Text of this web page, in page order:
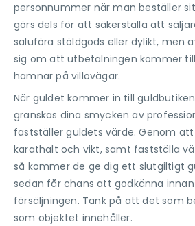
personnummer när man beställer
görs dels för att säkerställa att
saluföra stöldgods eller dylikt, men
sig om att utbetalningen kommer
hamnar på villovägar.
När guldet kommer in till
granskas dina smycken av
fastställer guldets värde. Genom
karathalt och vikt, samt fastställa
så kommer de ge dig ett slutgiltigt
sedan får chans att godkänna
försäljningen. Tänk på att det som
som objektet innehåller.